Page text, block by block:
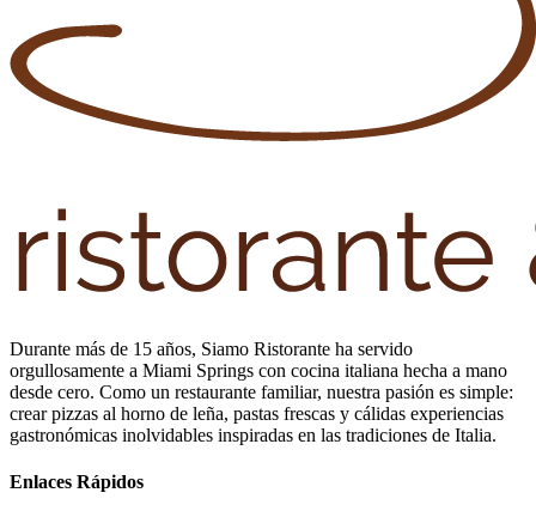
Durante más de 15 años, Siamo Ristorante ha servido
orgullosamente a Miami Springs con cocina italiana hecha a mano
desde cero. Como un restaurante familiar, nuestra pasión es simple:
crear pizzas al horno de leña, pastas frescas y cálidas experiencias
gastronómicas inolvidables inspiradas en las tradiciones de Italia.
Enlaces Rápidos